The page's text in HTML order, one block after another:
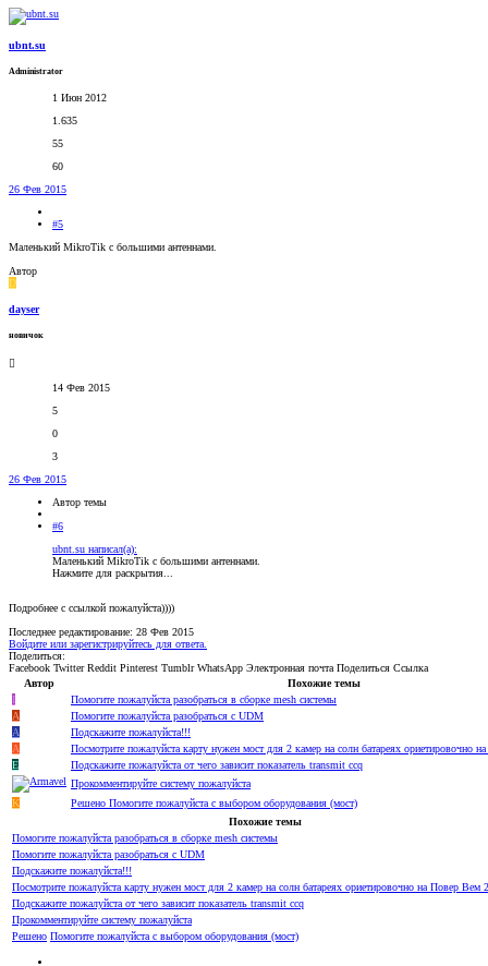
ubnt.su
Administrator
1 Июн 2012
1.635
55
60
26 Фев 2015
#5
Маленький MikroTik с большими антеннами.
Автор
D
dayser
новичок
14 Фев 2015
5
0
3
26 Фев 2015
Автор темы
#6
ubnt.su написал(а):
Маленький MikroTik с большими антеннами.
Нажмите для раскрытия...
Подробнее с ссылкой пожалуйста))))
Последнее редактирование: 28 Фев 2015
Войдите или зарегистрируйтесь для ответа.
Поделиться:
Facebook Twitter Reddit Pinterest Tumblr WhatsApp Электронная почта Поделиться Ссылка
Автор
Похожие темы
I
Помогите пожалуйста разобраться в сборке mesh системы
A
Помогите пожалуйста разобраться с UDM
A
Подскажите пожалуйста!!!
А
Посмотрите пожалуйста карту нужен мост для 2 камер на солн батареях ориетировочно
E
Подскажите пожалуйста от чего зависит показатель transmit ccq
Прокомментируйте систему пожалуйста
K
Решено Помогите пожалуйста с выбором оборудования (мост)
Похожие темы
Помогите пожалуйста разобраться в сборке mesh системы
Помогите пожалуйста разобраться с UDM
Подскажите пожалуйста!!!
Посмотрите пожалуйста карту нужен мост для 2 камер на солн батареях ориетировочно на Повер Вем
Подскажите пожалуйста от чего зависит показатель transmit ccq
Прокомментируйте систему пожалуйста
Решено Помогите пожалуйста с выбором оборудования (мост)